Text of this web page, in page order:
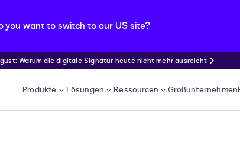
you want to switch to our US site?
zum Hauptinhalt
Warum die digitale Signatur heute nicht mehr ausreicht
Produkte Lösungen Ressourcen Großunternehmen